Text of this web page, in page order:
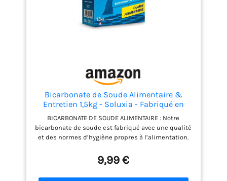
détachant. PIONNIER DE L'ENTRETIEN : Depuis 1919,
Briochin met son savoir-faire traditionnel au service
de votre quotidien en proposant des produits
Bicarbonate de Soude Alimentaire &
Entretien 1,5kg - Soluxia - Fabriqué en
France
BICARBONATE DE SOUDE ALIMENTAIRE : Notre
bicarbonate de soude est fabriqué avec une qualité
et des normes d’hygiène propres à l’alimentation.
et notamment pour faciliter la digestion, lever les
pâtisseries et faire sa limonade maison ENTRETIEN
DE LA MAISON : Le bicarbonate peut s’utiliser pour
9,99 €